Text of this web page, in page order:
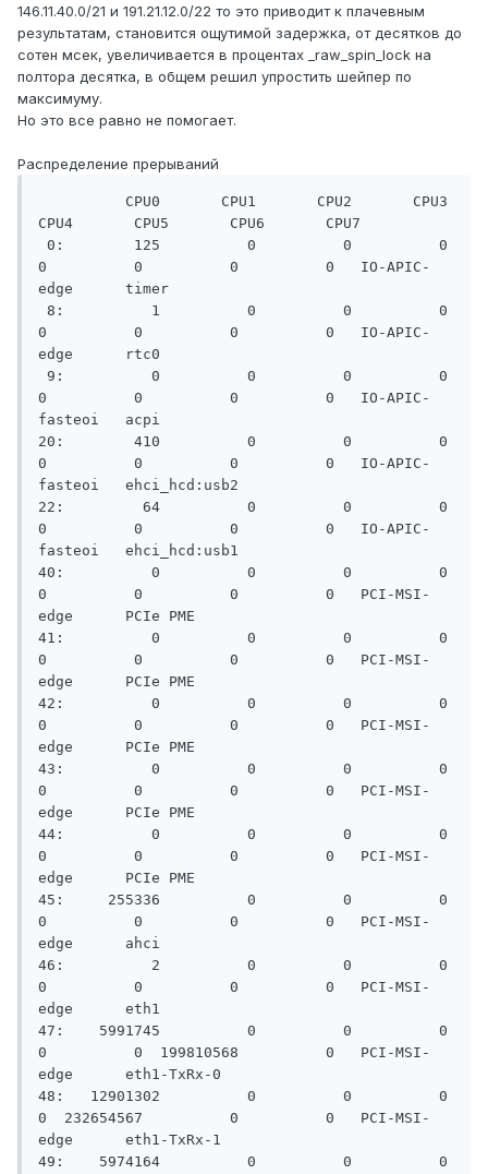
146.11.40.0/21 и 191.21.12.0/22 то это приводит к плачевным
результатам, становится ощутимой задержка, от десятков до
сотен мсек, увеличивается в процентах _raw_spin_lock на
полтора десятка, в общем решил упростить шейпер по
максимуму.
Но это все равно не помогает.
Распределение прерываний
CPU4       CPU5       CPU6       CPU7
0          0          0          0   IO-APIC-
edge      timer
0          0          0          0   IO-APIC-
edge      rtc0
0          0          0          0   IO-APIC-
fasteoi   acpi
20:        410          0          0          0
0          0          0          0   IO-APIC-
fasteoi   ehci_hcd:usb2
22:         64          0          0          0
0          0          0          0   IO-APIC-
fasteoi   ehci_hcd:usb1
40:          0          0          0          0
0          0          0          0   PCI-MSI-
edge      PCIe PME
41:          0          0          0          0
0          0          0          0   PCI-MSI-
edge      PCIe PME
42:          0          0          0          0
0          0          0          0   PCI-MSI-
edge      PCIe PME
43:          0          0          0          0
0          0          0          0   PCI-MSI-
edge      PCIe PME
44:          0          0          0          0
0          0          0          0   PCI-MSI-
edge      PCIe PME
45:     255336          0          0          0
0          0          0          0   PCI-MSI-
edge      ahci
46:          2          0          0          0
0          0          0          0   PCI-MSI-
edge      eth1
47:    5991745          0          0          0
0          0  199810568          0   PCI-MSI-
edge      eth1-TxRx-0
48:   12901302          0          0          0
0  232654567          0          0   PCI-MSI-
edge      eth1-TxRx-1
49:    5974164          0          0          0